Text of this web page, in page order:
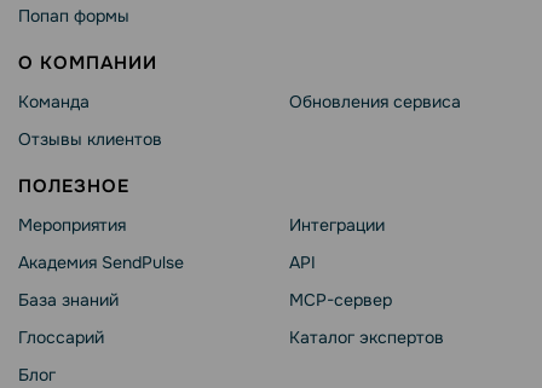
Попап формы
О КОМПАНИИ
Команда
Отзывы клиентов
Обновления сервиса
ПОЛЕЗНОЕ
Мероприятия
Академия SendPulse
База знаний
Глоссарий
Блог
Интеграции
API
MCP-сервер
Каталог экспертов